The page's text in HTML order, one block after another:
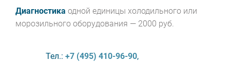
Диагностика одной единицы холодильного или
морозильного оборудования — 2000 руб.
Тел.: +7 (495) 410-96-90,